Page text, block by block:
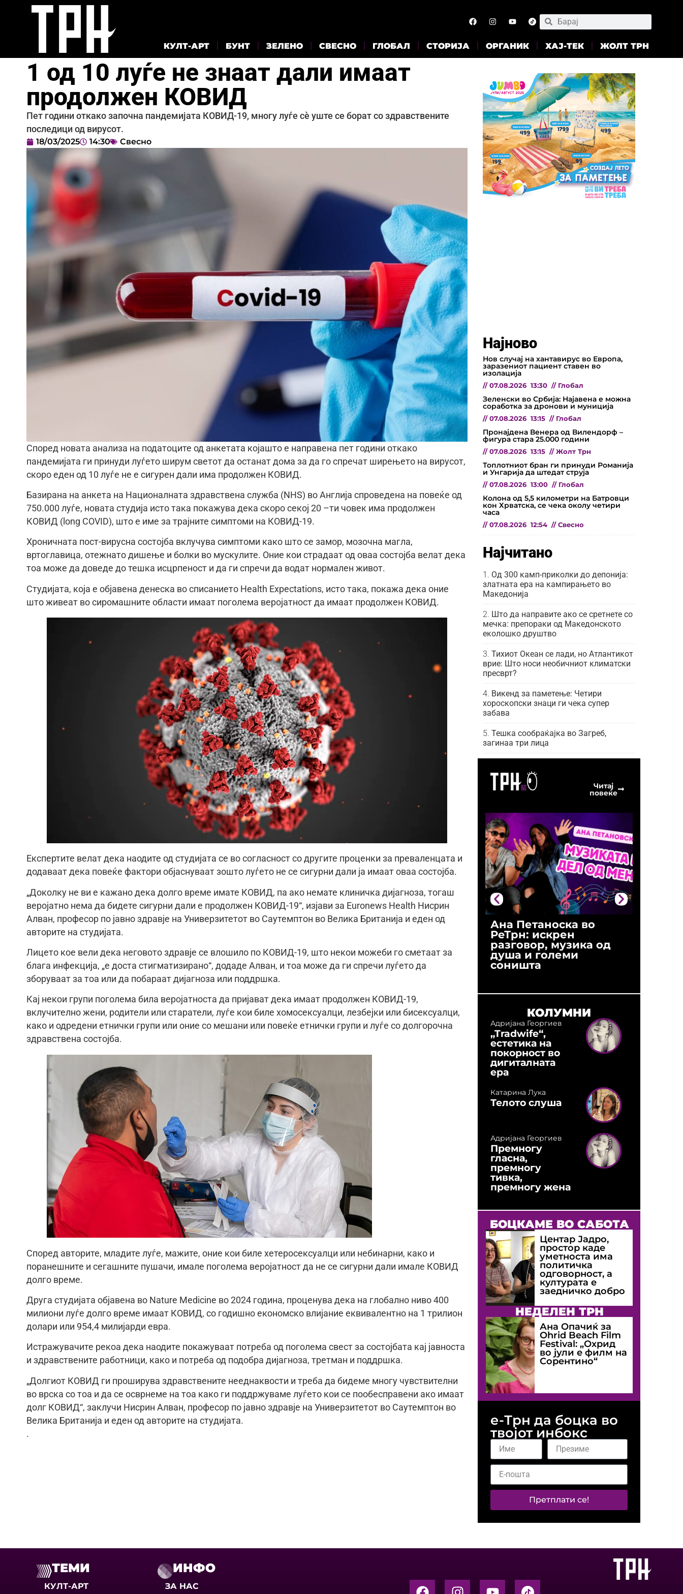
КУЛТ-АРТ БУНТ ЗЕЛЕНО СВЕСНО ГЛОБАЛ СТОРИЈА ОРГАНИК ХАЈ-ТЕК ЖОЛТ ТРН
1 од 10 луѓе не знаат дали имаат
продолжен КОВИД
Пет години откако започна пандемијата КОВИД-19, многу луѓе сè уште се борат со здравствените
последици од вирусот.
18/03/2025 14:30 Свесно
Според новата анализа на податоците од анкетата којашто е направена пет години откако
пандемијата ги принуди луѓето ширум светот да останат дома за да го спречат ширењето на вирусот,
скоро еден од 10 луѓе не е сигурен дали има продолжен КОВИД.
Базирана на анкета на Националната здравствена служба (NHS) во Англија спроведена на повеќе од
750.000 луѓе, новата студија исто така покажува дека скоро секој 20 –ти човек има продолжен
КОВИД (long COVID), што е име за трајните симптоми на КОВИД-19.
Хроничната пост-вирусна состојба вклучува симптоми како што се замор, мозочна магла,
вртоглавица, отежнато дишење и болки во мускулите. Оние кои страдаат од оваа состојба велат дека
тоа може да доведе до тешка исцрпеност и да ги спречи да водат нормален живот.
Студијата, која е објавена денеска во списанието Health Expectations, исто така, покажа дека оние
што живеат во сиромашните области имаат поголема веројатност да имаат продолжен КОВИД.
Експертите велат дека наодите од студијата се во согласност со другите проценки за преваленцата и
додаваат дека повеќе фактори објаснуваат зошто луѓето не се сигурни дали ја имаат оваа состојба.
„Доколку не ви е кажано дека долго време имате КОВИД, па ако немате клиничка дијагноза, тогаш
веројатно нема да бидете сигурни дали е продолжен КОВИД-19“, изјави за Euronews Health Нисрин
Алван, професор по јавно здравје на Универзитетот во Саутемптон во Велика Британија и еден од
авторите на студијата.
Лицето кое вели дека неговото здравје се влошило по КОВИД-19, што некои можеби го сметаат за
блага инфекција, „е доста стигматизирано“, додаде Алван, и тоа може да ги спречи луѓето да
зборуваат за тоа или да побараат дијагноза или поддршка.
Кај некои групи поголема била веројатноста да пријават дека имаат продолжен КОВИД-19,
вклучително жени, родители или старатели, луѓе кои биле хомосексуалци, лезбејки или бисексуалци,
како и одредени етнички групи или оние со мешани или повеќе етнички групи и луѓе со долгорочна
здравствена состојба.
Според авторите, младите луѓе, мажите, оние кои биле хетеросексуалци или небинарни, како и
поранешните и сегашните пушачи, имале поголема веројатност да не се сигурни дали имале КОВИД
долго време.
Друга студијата објавена во Nature Medicine во 2024 година, проценува дека на глобално ниво 400
милиони луѓе долго време имаат КОВИД, со годишно економско влијание еквивалентно на 1 трилион
долари или 954,4 милијарди евра.
Истражувачите рекоа дека наодите покажуваат потреба од поголема свест за состојбата кај јавноста
и здравствените работници, како и потреба од подобра дијагноза, третман и поддршка.
„Долгиот КОВИД ги проширува здравствените нееднаквости и треба да бидеме многу чувствителни
во врска со тоа и да се осврнеме на тоа како ги поддржуваме луѓето кои се пообесправени ако имаат
долг КОВИД“, заклучи Нисрин Алван, професор по јавно здравје на Универзитетот во Саутемптон во
Велика Британија и еден од авторите на студијата.
.
Најново
Нов случај на хантавирус во Европа,
заразениот пациент ставен во
изолација
// 07.08.2026 13:30 // Глобал
Зеленски во Србија: Најавена е можна
соработка за дронови и муниција
// 07.08.2026 13:15 // Глобал
Пронајдена Венера од Вилендорф –
фигура стара 25.000 години
// 07.08.2026 13:15 // Жолт Трн
Топлотниот бран ги принуди Романија
и Унгарија да штедат струја
// 07.08.2026 13:00 // Глобал
Колона од 5,5 километри на Батровци
кон Хрватска, се чека околу четири
часа
// 07.08.2026 12:54 // Свесно
Најчитано
Од 300 камп-приколки до депонија:
златната ера на кампирањето во
Македонија
Што да направите ако се сретнете со
мечка: препораки од Македонското
еколошко друштво
Тихиот Океан се лади, но Атлантикот
врие: Што носи необичниот климатски
пресврт?
Викенд за паметење: Четири
хороскопски знаци ги чека супер
забава
Тешка сообраќајка во Загреб,
загинаа три лица
Читај
повеќе
Ана Петаноска во
РеТрн: искрен
разговор, музика од
душа и големи
соништа
КОЛУМНИ
Адријана Георгиев
„Tradwife“,
естетика на
покорност во
дигиталната
ера
Катарина Лука
Телото слуша
Адријана Георгиев
Премногу
гласна,
премногу
тивка,
премногу жена
БОЦКАМЕ ВО САБОТА
Центар Јадро,
простор каде
уметноста има
политичка
одговорност, а
културата е
заедничко добро
НЕДЕЛЕН ТРН
Ана Опачиќ за
Оhrid Beach Film
Festival: „Охрид
во јули е филм на
Сорентино“
е-Трн да боцка во
твојот инбокс
Претплати се!
ТЕМИ
КУЛТ-АРТ
ИНФО
ЗА НАС